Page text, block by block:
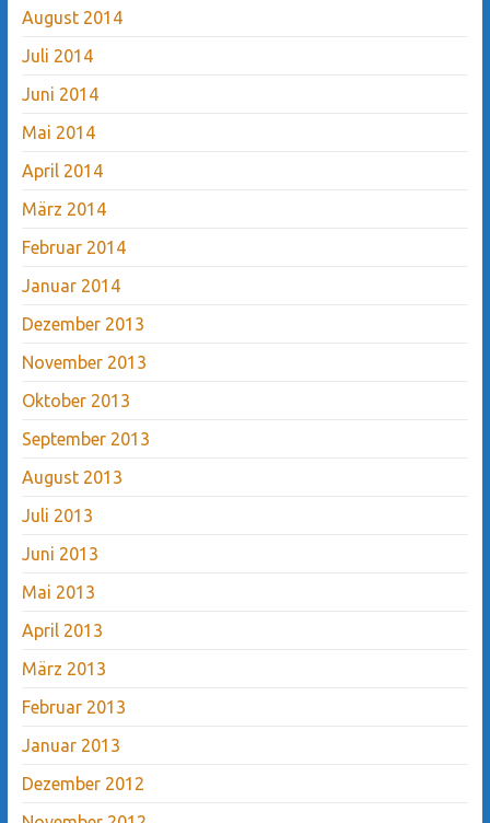
August 2014
Juli 2014
Juni 2014
Mai 2014
April 2014
März 2014
Februar 2014
Januar 2014
Dezember 2013
November 2013
Oktober 2013
September 2013
August 2013
Juli 2013
Juni 2013
Mai 2013
April 2013
März 2013
Februar 2013
Januar 2013
Dezember 2012